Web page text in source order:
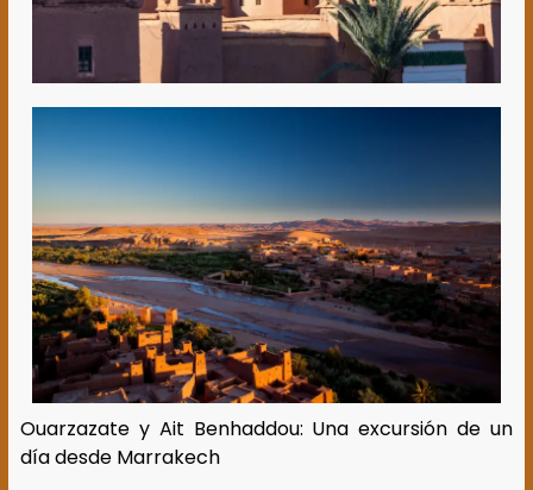
Ouarzazate y Ait Benhaddou: Una excursión de un
día desde Marrakech